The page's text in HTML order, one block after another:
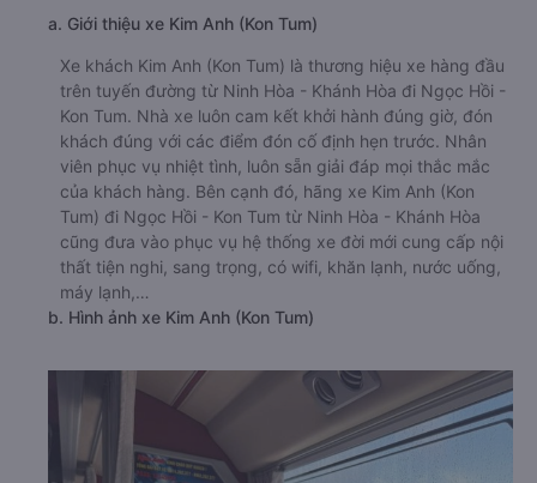
a. Giới thiệu xe Kim Anh (Kon Tum)
Xe khách Kim Anh (Kon Tum) là thương hiệu xe hàng đầu
trên tuyến đường từ Ninh Hòa - Khánh Hòa đi Ngọc Hồi -
Kon Tum. Nhà xe luôn cam kết khởi hành đúng giờ, đón
khách đúng với các điểm đón cố định hẹn trước. Nhân
viên phục vụ nhiệt tình, luôn sẵn giải đáp mọi thắc mắc
của khách hàng. Bên cạnh đó, hãng xe Kim Anh (Kon
Tum) đi Ngọc Hồi - Kon Tum từ Ninh Hòa - Khánh Hòa
cũng đưa vào phục vụ hệ thống xe đời mới cung cấp nội
thất tiện nghi, sang trọng, có wifi, khăn lạnh, nước uống,
máy lạnh,…
b. Hình ảnh xe Kim Anh (Kon Tum)